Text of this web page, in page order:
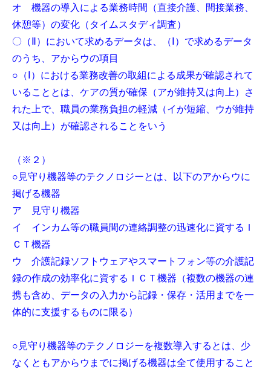
オ 機器の導入による業務時間（直接介護、間接業務、
休憩等）の変化（タイムスタディ調査）
〇（Ⅱ）において求めるデータは、（Ⅰ）で求めるデータ
のうち、アからウの項目
○（Ⅰ）における業務改善の取組による成果が確認されて
いることとは、ケアの質が確保（アが維持又は向上）さ
れた上で、職員の業務負担の軽減（イが短縮、ウが維持
又は向上）が確認されることをいう
（※２）
○見守り機器等のテクノロジーとは、以下のアからウに
掲げる機器
ア 見守り機器
イ インカム等の職員間の連絡調整の迅速化に資するＩ
ＣＴ機器
ウ 介護記録ソフトウェアやスマートフォン等の介護記
録の作成の効率化に資するＩＣＴ機器（複数の機器の連
携も含め、データの入力から記録・保存・活用までを一
体的に支援するものに限る）
○見守り機器等のテクノロジーを複数導入するとは、少
なくともアからウまでに掲げる機器は全て使用すること